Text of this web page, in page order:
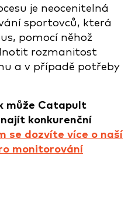
je neocenitelná
sportovců, která
pomocí něhož
rozmanitost
a v případě potřeby
může Catapult
konkurenční
se dozvíte více o naší
monitorování